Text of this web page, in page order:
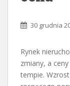
30 grudnia
Rynek
zmiany, a
tempie.